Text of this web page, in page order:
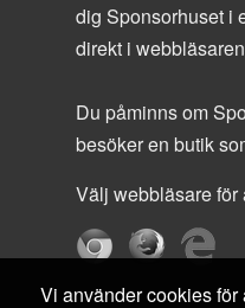
dig Sponsorhuset i
direkt i
Du påminns om
besöker en butik
Välj webbläsare för
Vi använder cookies